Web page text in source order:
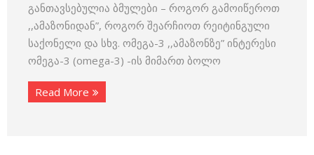
განთავსებულია ბმულები – როგორ გამოიწეროთ
,,ამაზონიდან”, როგორ შეარჩიოთ რეიტინგული
საქონელი და სხვ. ომეგა-3 ,,ამაზონზე” ინტერესი
ომეგა-3 (omega-3) -ის მიმართ ბოლო
Read More